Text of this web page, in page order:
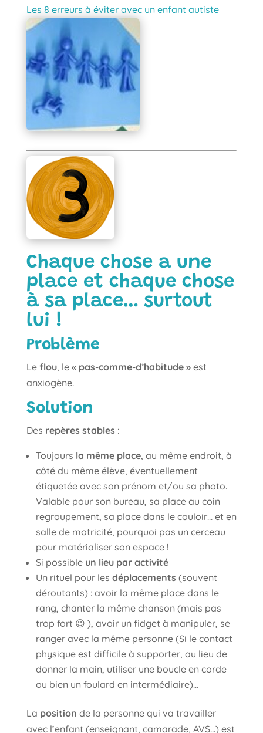
Les 8 erreurs à éviter avec un enfant autiste
Chaque chose a une
place et chaque chose
à sa place… surtout
lui !
Problème
Le flou, le « pas-comme-d’habitude »est
anxiogène.
Solution
Des repères stables :
Toujours la même place, au même endroit, à
côté du même élève, éventuellement
étiquetée avec son prénom et/ou sa photo.
Valable pour son bureau, sa place au coin
regroupement, sa place dans le couloir… et en
salle de motricité, pourquoi pas un cerceau
pour matérialiser son espace !
Si possible un lieu par activité
Un rituel pour les déplacements (souvent
déroutants) : avoir la même place dans le
rang, chanter la même chanson (mais pas
trop fort 😉 ), avoir un fidget à manipuler, se
ranger avec la même personne (Si le contact
physique est difficile à supporter, au lieu de
donner la main, utiliser une boucle en corde
ou bien un foulard en intermédiaire)…
La position de la personne qui va travailler
avec l’enfant (enseignant, camarade, AVS…) est